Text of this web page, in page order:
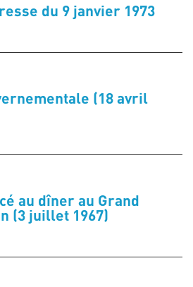
du 9 janvier 1973
(18 avril
au dîner au Grand
(3 juillet 1967)